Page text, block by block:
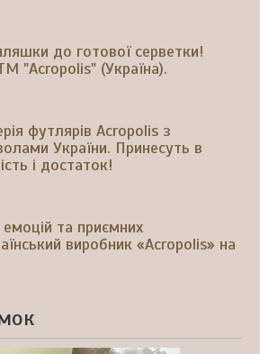
до готової серветки!
"Acropolis" (Україна).
футлярів Acropolis з
України. Принесуть в
і достаток!
та приємних
виробник «Acropolis» на